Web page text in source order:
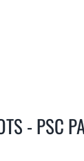
- PSC